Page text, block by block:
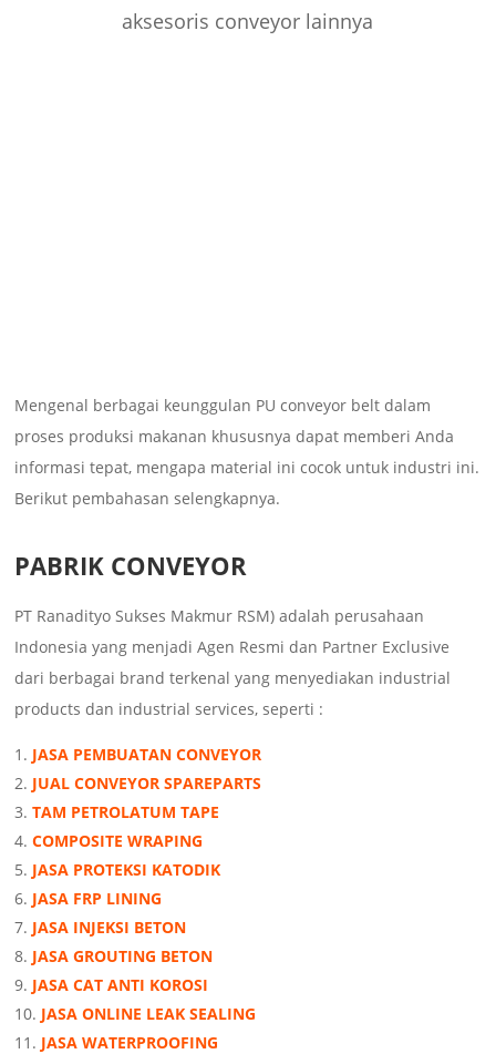
aksesoris conveyor lainnya
Mengenal berbagai keunggulan PU conveyor belt dalam
proses produksi makanan khususnya dapat memberi Anda
informasi tepat, mengapa material ini cocok untuk industri ini.
Berikut pembahasan selengkapnya.
PABRIK CONVEYOR
PT Ranadityo Sukses Makmur RSM) adalah perusahaan
Indonesia yang menjadi Agen Resmi dan Partner Exclusive
dari berbagai brand terkenal yang menyediakan industrial
products dan industrial services, seperti :
JASA PEMBUATAN CONVEYOR
JUAL CONVEYOR SPAREPARTS
TAM PETROLATUM TAPE
COMPOSITE WRAPING
JASA PROTEKSI KATODIK
JASA FRP LINING
JASA INJEKSI BETON
JASA GROUTING BETON
JASA CAT ANTI KOROSI
JASA ONLINE LEAK SEALING
JASA WATERPROOFING